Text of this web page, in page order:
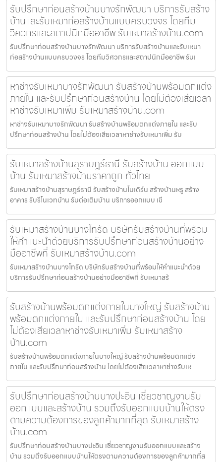
รับปรึกษาก่อนสร้างบ้านบางรักพัฒนา บริการรับสร้าง
บ้านและรับเหมาก่อสร้างบ้านแบบครบวงจร โดยทีม
วิศวกรและสถาปนิกมืออาชีพ รับเหมาสร้างบ้าน.com
รับปรึกษาก่อนสร้างบ้านบางรักพัฒนา บริการรับสร้างบ้านและรับเหมา
ก่อสร้างบ้านแบบครบวงจร โดยทีมวิศวกรและสถาปนิกมืออาชีพ รับเ
หาช่างรับเหมาบางรักพัฒนา รับสร้างบ้านพร้อมตกแต่ง
ภายใน และรับปรึกษาก่อนสร้างบ้าน โดยไม่ต้องเสียเวลา
หาช่างรับเหมาเพิ่ม รับเหมาสร้างบ้าน.com
หาช่างรับเหมาบางรักพัฒนา รับสร้างบ้านพร้อมตกแต่งภายใน และรับ
ปรึกษาก่อนสร้างบ้าน โดยไม่ต้องเสียเวลาหาช่างรับเหมาเพิ่ม รับ
รับเหมาสร้างบ้านสุราษฎร์ธานี รับสร้างบ้าน ออกแบบ
บ้าน รับเหมาสร้างบ้านราคาถูก ทั่วไทย
รับเหมาสร้างบ้านสุราษฎร์ธานี รับสร้างบ้านโมเดิร์น สร้างบ้านหรู สร้าง
อาคาร รับรีโนเวทบ้าน รับต่อเติมบ้าน บริการออกแบบ เขี
รับเหมาสร้างบ้านบางโทรัด บริษัทรับสร้างบ้านที่พร้อม
ให้คำแนะนำด้วยบริการรับปรึกษาก่อนสร้างบ้านอย่าง
มืออาชีพที่ รับเหมาสร้างบ้าน.com
รับเหมาสร้างบ้านบางโทรัด บริษัทรับสร้างบ้านที่พร้อมให้คำแนะนำด้วย
บริการรับปรึกษาก่อนสร้างบ้านอย่างมืออาชีพที่ รับเหมาสร้
รับสร้างบ้านพร้อมตกแต่งภายในบางใหญ่ รับสร้างบ้าน
พร้อมตกแต่งภายใน และรับปรึกษาก่อนสร้างบ้าน โดย
ไม่ต้องเสียเวลาหาช่างรับเหมาเพิ่ม รับเหมาสร้าง
บ้าน.com
รับสร้างบ้านพร้อมตกแต่งภายในบางใหญ่ รับสร้างบ้านพร้อมตกแต่ง
ภายใน และรับปรึกษาก่อนสร้างบ้าน โดยไม่ต้องเสียเวลาหาช่างรับเห
รับปรึกษาก่อนสร้างบ้านบางปะอิน เชี่ยวชาญงานรับ
ออกแบบและสร้างบ้าน รวมถึงรับออกแบบบ้านให้ตรง
ตามความต้องการของลูกค้ามากที่สุด รับเหมาสร้าง
บ้าน.com
รับปรึกษาก่อนสร้างบ้านบางปะอิน เชี่ยวชาญงานรับออกแบบและสร้าง
บ้าน รวมถึงรับออกแบบบ้านให้ตรงตามความต้องการของลูกค้ามากที่ส